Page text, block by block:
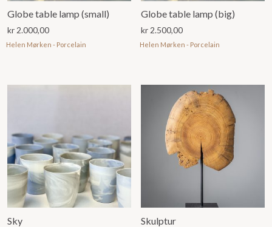
Globe table lamp (small)
kr 2.000,00
Helen Mørken - Porcelain
Globe table lamp (big)
kr 2.500,00
Helen Mørken - Porcelain
Sky Skulptur